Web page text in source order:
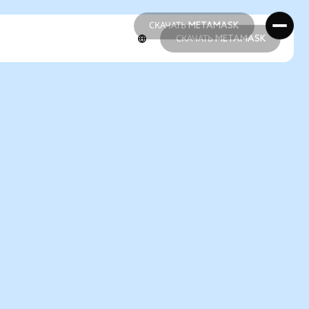
СКАЧАТЬ METAMASK
СКАЧАТЬ METAMASK
СКАЧАТЬ METAMASK